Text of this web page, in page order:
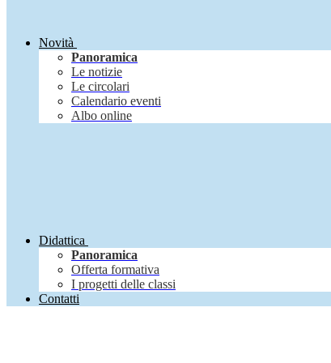
Novità
Panoramica
Le notizie
Le circolari
Calendario eventi
Albo online
Didattica
Panoramica
Offerta formativa
I progetti delle classi
Contatti